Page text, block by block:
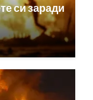
си заради